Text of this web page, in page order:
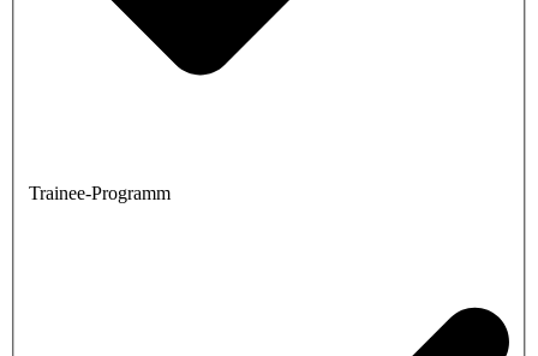
Trainee-Programm